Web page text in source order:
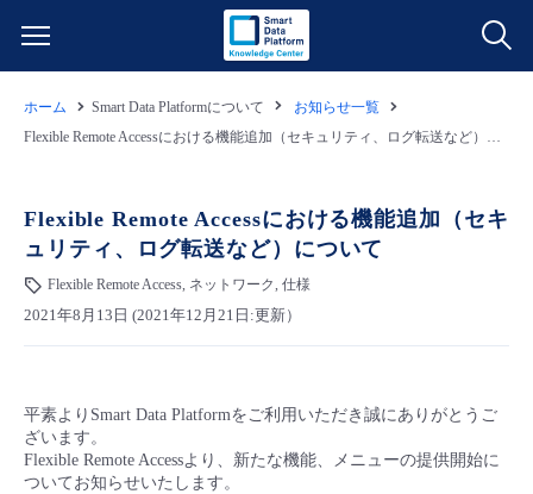
クラウド/サーバー
ネットワーク
モニタリング/監査
データ利活用
クラウド/サーバー
IoT
料金情報
料金シミュレーター
クラウド/サーバー
ご利用開始ガイド
- 管理機能
- バックアップ
故障/メンテナンス情報
ホーム Smart Data Platformについて
お知らせ一覧
Flexible Remote Accessにおける機能追加（セキュリティ、ログ転送など）について
Flexible Remote Accessにおける機能追加（セキ
ュリティ、ログ転送など）について
Flexible Remote Access, ネットワーク, 仕様
2021年8月13日 (2021年12月21日:更新）
平素よりSmart Data Platformをご利用いただき誠にありがとうご
ざいます。
Flexible Remote Accessより、新たな機能、メニューの提供開始に
ついてお知らせいたします。